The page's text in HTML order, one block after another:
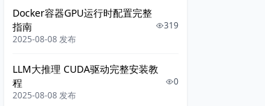
Docker容器GPU运行时配置完整
指南
2025-08-08 发布
319
LLM大推理 CUDA驱动完整安装教
程
2025-08-08 发布
0